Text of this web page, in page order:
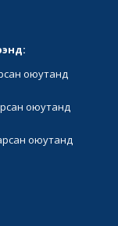
оюутанд
оюутанд
оюутанд